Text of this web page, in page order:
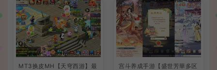
MT3换皮MH【天穹西游】最
宫斗养成手游【盛世芳華多区